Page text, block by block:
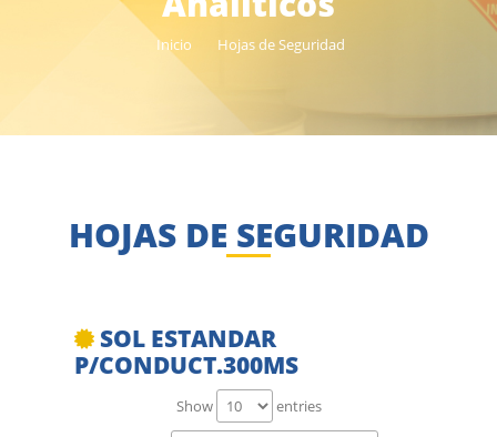
Inicio Hojas de Seguridad
HOJAS DE SEGURIDAD
SOL ESTANDAR
P/CONDUCT.300MS
Show entries